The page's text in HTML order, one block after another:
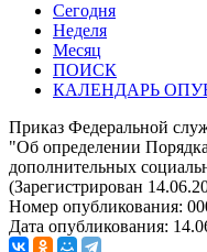
Сегодня
Неделя
Месяц
ПОИСК
КАЛЕНДАРЬ
Приказ Федеральной
"Об определении
дополнительных
(Зарегистрирован
Номер опубликования:
Дата опубликования: